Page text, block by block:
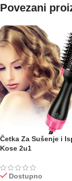
Povezani
Četka Za Sušenje i
Kose 2u1
Dostupno